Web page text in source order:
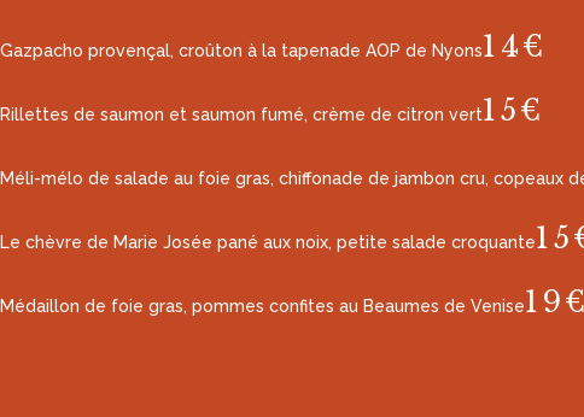
Gazpacho provençal, croûton à la tapenade AOP de Nyons14€
Rillettes de saumon et saumon fumé, crème de citron vert15€
Méli-mélo de salade au foie gras, chiffonade de jambon cru, copeaux
Le chèvre de Marie Josée pané aux noix, petite salade croquante
Médaillon de foie gras, pommes confites au Beaumes de Venise19€